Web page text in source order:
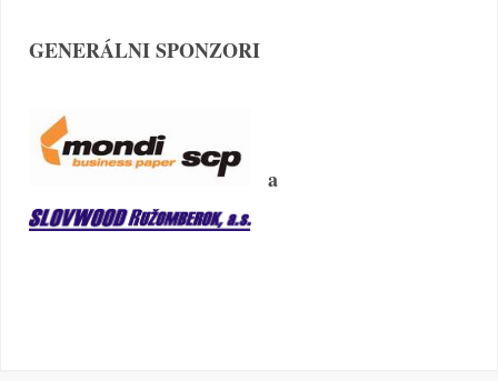
GENERÁLNI SPONZORI
a